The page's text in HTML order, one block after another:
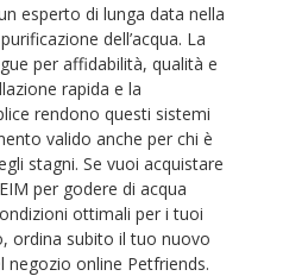
esperto di lunga data nella
dell’acqua. La
per affidabilità, qualità e
rapida e la
rendono questi sistemi
valido anche per chi è
stagni. Se vuoi acquistare
per godere di acqua
ottimali per i tuoi
ordina subito il tuo nuovo
negozio online Petfriends.